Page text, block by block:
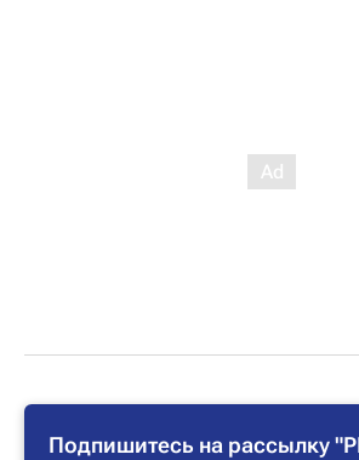
Подпишитесь на рассылку